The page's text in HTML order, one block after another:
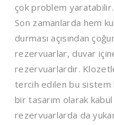
çok problem yaratabilir.
Son zamanlarda hem
durması açısından
rezervuarlar, duvar
rezervuarlardır.
tercih edilen bu sistem
bir tasarım olarak
rezervuarlarda da